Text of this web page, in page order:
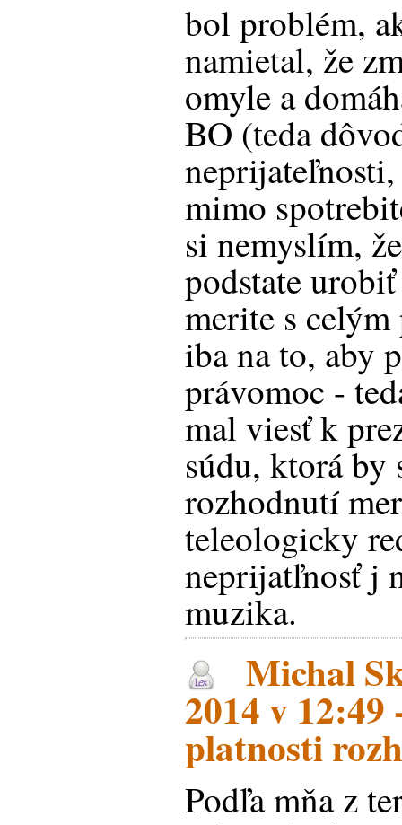
bol problém,
namietal, že
omyle a
BO (teda
mimo
si nemyslím,
podstate
merite s
iba na to, aby
právomoc -
mal viesť k
súdu, ktorá by
rozhodnutí
teleologicky
neprijatľnosť j
muzika.
Michal
2014 v
platnosti
Podľa mňa z